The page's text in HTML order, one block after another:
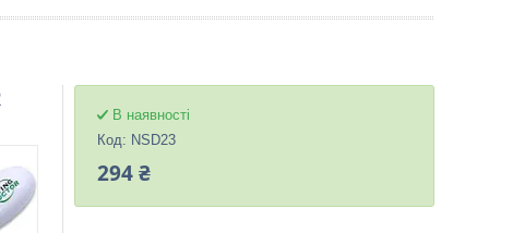
В наявності
Код: NSD23
294 ₴